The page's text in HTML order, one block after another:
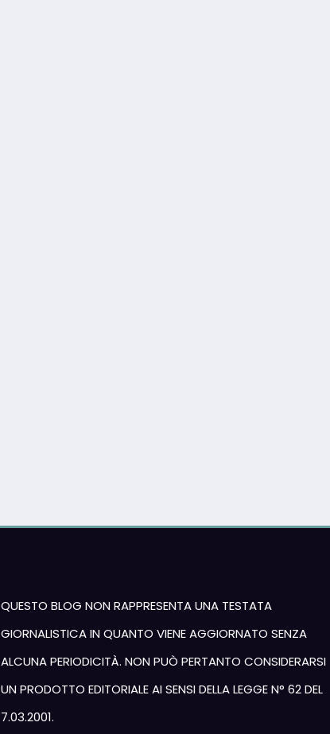
QUESTO BLOG NON RAPPRESENTA UNA TESTATA
GIORNALISTICA IN QUANTO VIENE AGGIORNATO SENZA
ALCUNA PERIODICITÀ. NON PUÒ PERTANTO CONSIDERARSI
UN PRODOTTO EDITORIALE AI SENSI DELLA LEGGE N° 62 DEL
7.03.2001.